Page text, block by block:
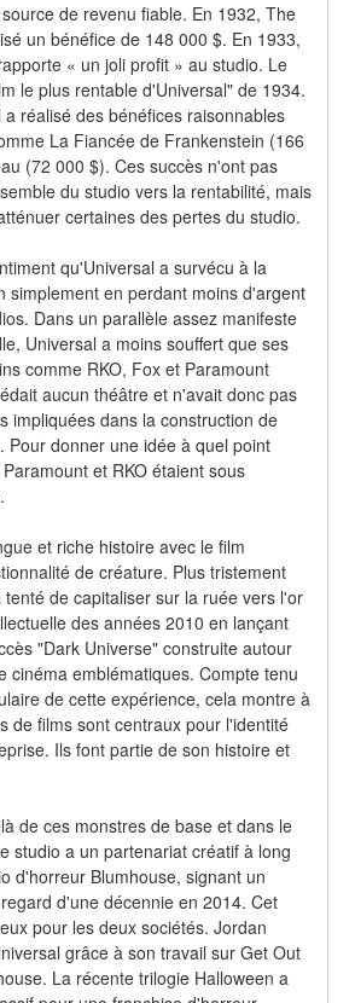
de revenu fiable. En 1932, The
un bénéfice de 148 000 $. En 1933,
« un joli profit » au studio. Le
le plus rentable d'Universal" de 1934.
réalisé des bénéfices raisonnables
La Fiancée de Frankenstein (166
(72 000 $). Ces succès n'ont pas
du studio vers la rentabilité, mais
certaines des pertes du studio.
qu'Universal a survécu à la
simplement en perdant moins d'argent
Dans un parallèle assez manifeste
Universal a moins souffert que ses
comme RKO, Fox et Paramount
aucun théâtre et n'avait donc pas
impliquées dans la construction de
Pour donner une idée à quel point
et RKO étaient sous
et riche histoire avec le film
de créature. Plus tristement
de capitaliser sur la ruée vers l'or
des années 2010 en lançant
"Dark Universe" construite autour
cinéma emblématiques. Compte tenu
de cette expérience, cela montre à
de films sont centraux pour l'identité
Ils font partie de son histoire et
de ces monstres de base et dans le
studio a un partenariat créatif à long
d'horreur Blumhouse, signant un
d'une décennie en 2014. Cet
pour les deux sociétés. Jordan
grâce à son travail sur Get Out
La récente trilogie Halloween a